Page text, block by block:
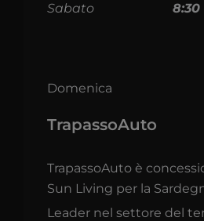
Sabato 8:30
Domenica
TrapassoAuto
TrapassoAuto è
Sun Living per la
Leader nel settore del